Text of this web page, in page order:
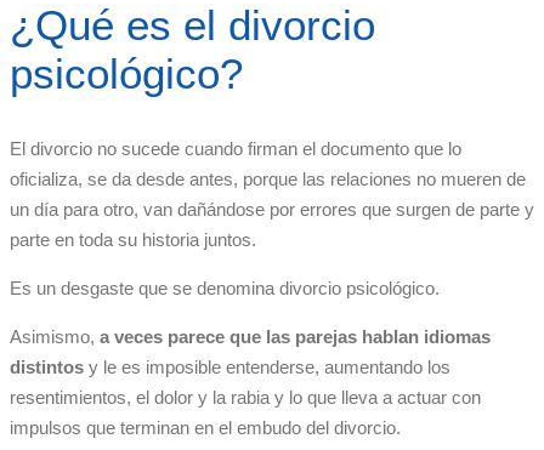
¿Qué es el divorcio
psicológico?
El divorcio no sucede cuando firman el documento que lo
oficializa, se da desde antes, porque las relaciones no mueren de
un día para otro, van dañándose por errores que surgen de parte y
parte en toda su historia juntos.
Es un desgaste que se denomina divorcio psicológico.
Asimismo, a veces parece que las parejas hablan idiomas
distintos y le es imposible entenderse, aumentando los
resentimientos, el dolor y la rabia y lo que lleva a actuar con
impulsos que terminan en el embudo del divorcio.